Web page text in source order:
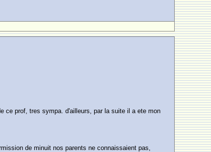
ce prof, tres sympa. d'ailleurs, par la suite il a ete mon
de minuit nos parents ne connaissaient pas,